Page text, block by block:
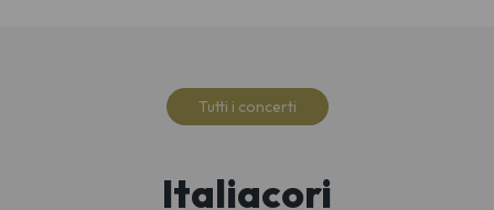
Tutti i concerti
Italiacori